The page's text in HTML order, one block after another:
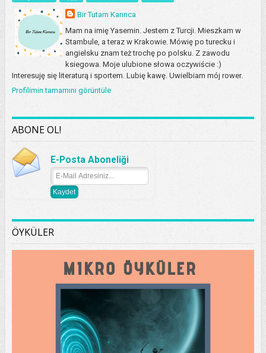
Bir Tutam Karınca
Mam na imię Yasemin. Jestem z Turcji. Mieszkam w
Stambule, a teraz w Krakowie. Mówię po turecku i
angielsku znam też trochę po polsku. Z zawodu
ksiegowa. Moje ulubione słowa oczywiście :)
Interesuję się literaturą i sportem. Lubię kawę. Uwielbiam mój rower.
Profilimin tamamını görüntüle
ABONE OL!
E-Posta Aboneliği
ÖYKÜLER